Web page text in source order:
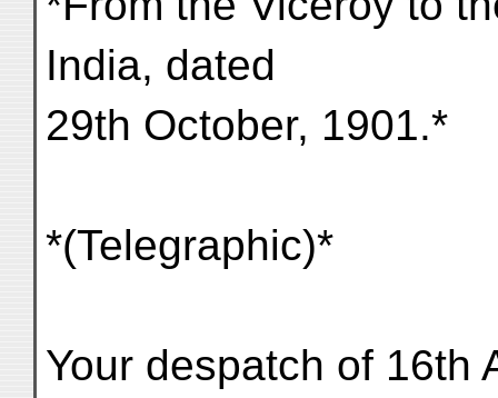
India, dated
29th October, 1901.*
*(Telegraphic)*
Your despatch of 16th